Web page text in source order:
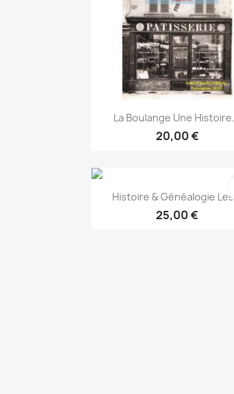
Snabbvy
La Boulange Une
20,00 €
Snabbvy
Histoire & Généalogie
25,00 €